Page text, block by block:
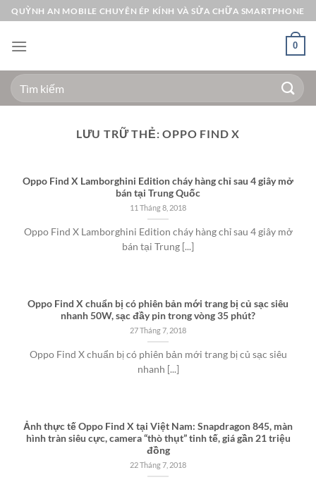
Bỏ
qua
nội
QUỲNH AN MOBILE CHUYÊN ÉP KÍNH VÀ SỬA CHỮA SMARTPHONE
0
Tìm
kiếm:
LƯU TRỮ THẺ:OPPO FIND X
Oppo Find X Lamborghini Edition cháy hàng chỉ sau 4 giây mở
bán tại Trung Quốc
11 Tháng 8, 2018
Oppo Find X Lamborghini Edition cháy hàng chỉ sau 4 giây mở
bán tại Trung [...]
Oppo Find X chuẩn bị có phiên bản mới trang bị củ sạc siêu
nhanh 50W, sạc đầy pin trong vòng 35 phút?
27 Tháng 7, 2018
Oppo Find X chuẩn bị có phiên bản mới trang bị củ sạc siêu
nhanh [...]
Ảnh thực tế Oppo Find X tại Việt Nam: Snapdragon 845, màn
hình tràn siêu cực, camera “thò thụt” tinh tế, giá gần 21 triệu
đồng
22 Tháng 7, 2018